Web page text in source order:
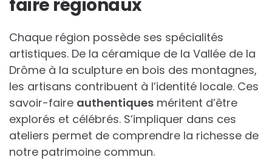
faire régionaux
Chaque région possède ses spécialités
artistiques. De la céramique de la Vallée de la
Drôme à la sculpture en bois des montagnes,
les artisans contribuent à l’identité locale. Ces
savoir-faire authentiques méritent d’être
explorés et célébrés. S’impliquer dans ces
ateliers permet de comprendre la richesse de
notre patrimoine commun.